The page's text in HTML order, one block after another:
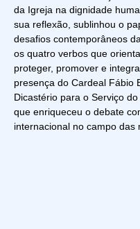
da Igreja na dignidade
sua reflexão, sublinhou o
desafios contemporâneos
os quatro verbos que
proteger, promover e
presença do Cardeal Fábio
Dicastério para o Serviço
que enriqueceu o debate
internacional no campo das